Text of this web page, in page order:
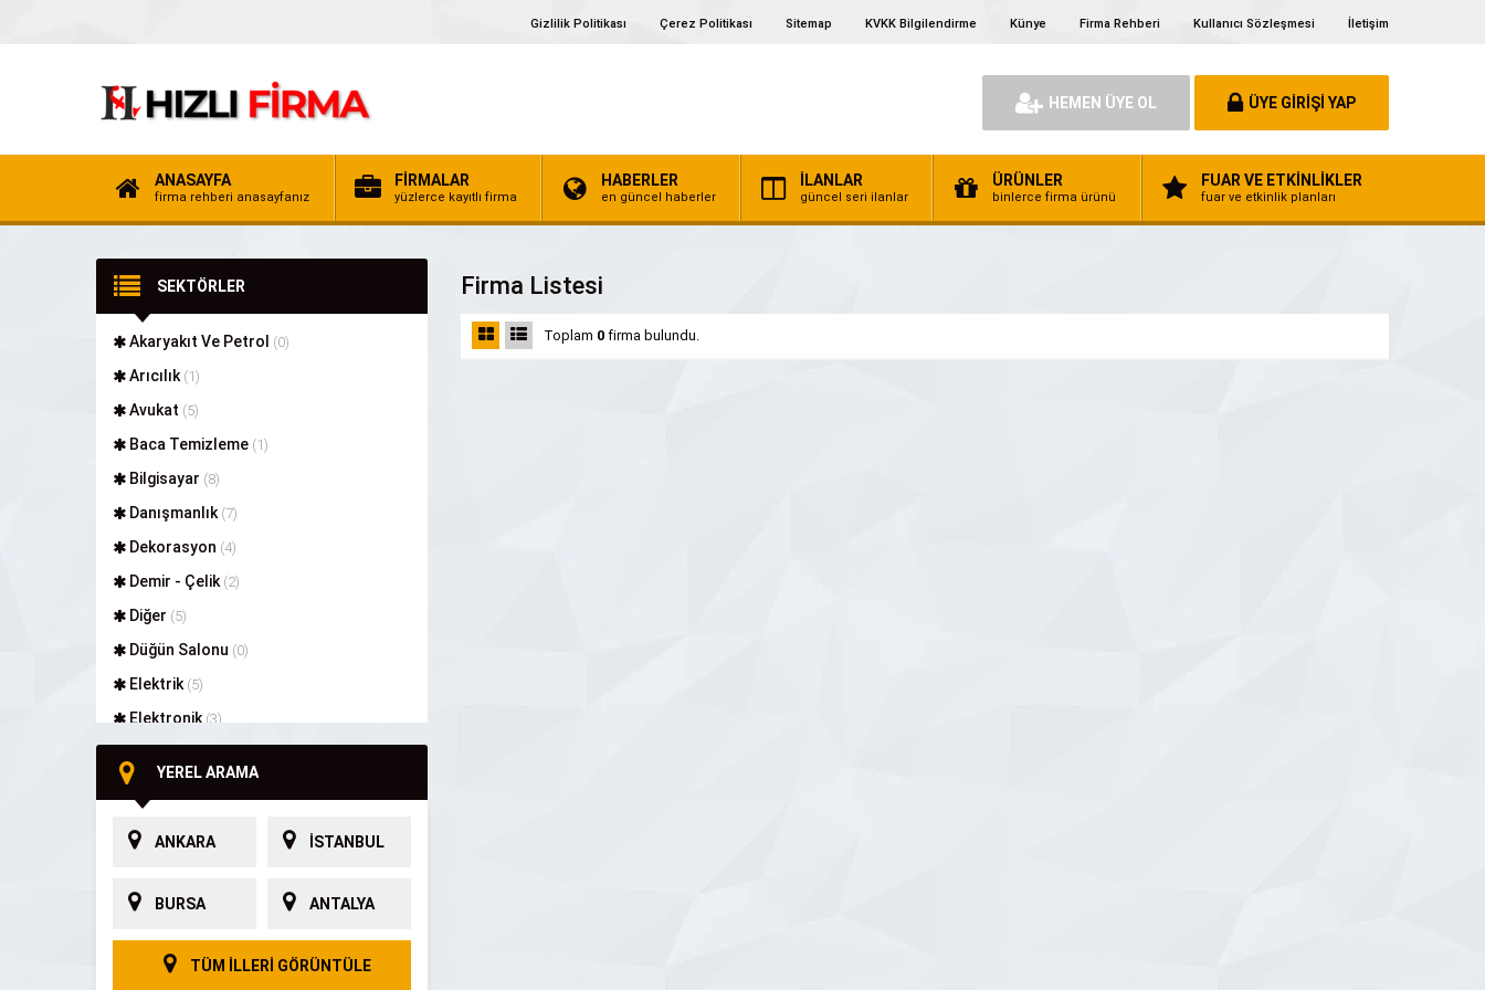
Gizlilik Politikası Çerez Politikası Sitemap KVKK Bilgilendirme Künye Firma Rehberi Kullanıcı Sözleşmesi İletişim
HEMEN ÜYE OL ÜYE GİRİŞİ YAP
ANASAYFA
firma rehberi anasayfanız
FİRMALAR
yüzlerce kayıtlı firma
HABERLER
en güncel haberler
İLANLAR
güncel seri ilanlar
ÜRÜNLER
binlerce firma ürünü
FUAR VE ETKİNLİKLER
fuar ve etkinlik planları
SEKTÖRLER
Akaryakıt Ve Petrol (0)
Arıcılık (1)
Avukat (5)
Baca Temizleme (1)
Bilgisayar (8)
Danışmanlık (7)
Dekorasyon (4)
Demir - Çelik (2)
Diğer (5)
Düğün Salonu (0)
Elektrik (5)
Elektronik (3)
Firma Rehberleri
Güneş Enerjisi
Güvenlik
Hayvancılık(1)
YEREL ARAMA
ANKARA İSTANBUL
BURSA ANTALYA
TÜM İLLERİ GÖRÜNTÜLE
Firma Listesi
Toplam 0 firma bulundu.